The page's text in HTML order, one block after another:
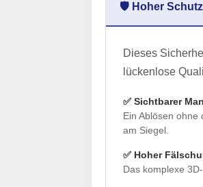
🛡️ Hoher
Dieses
lückenlose
✅ Sichtbarer
Ein Ablösen
am Siegel.
✅ Hoher
Das komplexe